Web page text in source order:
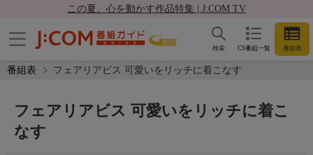
この夏、心を動かす作品特集 | J:COM TV
CS番組一覧 番組表
検索
番組表 フェアリアビス 可愛いをリッチに着こなす
フェアリアビス 可愛いをリッチに着こ
なす